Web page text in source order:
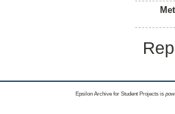
Epsilon Archive for Student Projects is